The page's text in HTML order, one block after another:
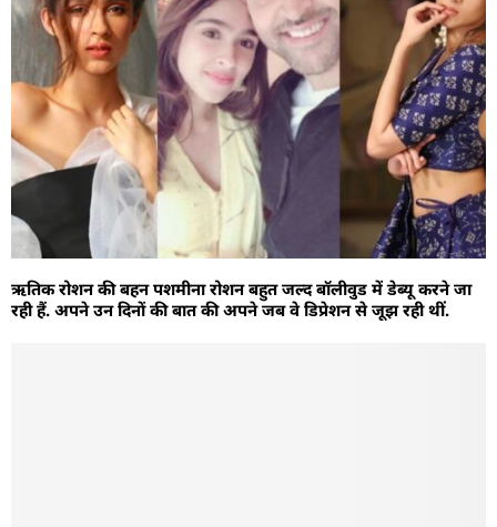
ऋतिक रोशन की बहन पशमीना रोशन बहुत जल्द बॉलीवुड में डेब्यू करने जा
रही हैं. अपने उन दिनों की बात की अपने जब वे डिप्रेशन से जूझ रही थीं.